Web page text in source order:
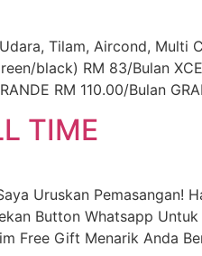
Tilam, Aircond,
black) RM 83/Bulan
RM 110.00/Bulan
TIME
Uruskan Pemasangan!
Button Whatsapp
Free Gift Menarik Anda